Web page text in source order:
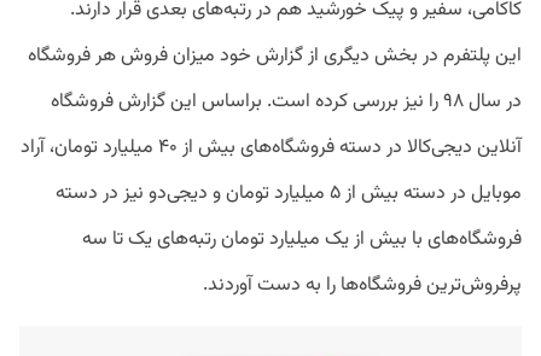
کاکامی، سفیر و پیک خورشید هم در رتبه‌های بعدی قرار دارند.
این پلتفرم در بخش دیگری از گزارش خود میزان فروش هر فروشگاه‌
در سال ۹۸ را نیز بررسی کرده است. براساس این گزارش فروشگاه
آنلاین دیجی‌کالا در دسته فروشگاه‌های بیش از ۴۰ میلیارد تومان، آراد
موبایل در دسته بیش از ۵ میلیارد تومان و دیجی‌دو نیز در دسته
فروشگاه‌های با بیش از یک میلیارد تومان رتبه‌های یک تا سه
پرفروش‌ترین فروشگاه‌ها را به دست آوردند.